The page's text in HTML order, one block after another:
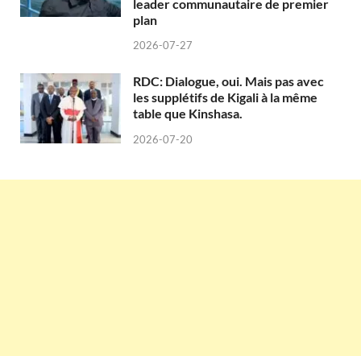
leader communautaire de premier
plan
2026-07-27
RDC: Dialogue, oui. Mais pas avec
les supplétifs de Kigali à la même
table que Kinshasa.
2026-07-20